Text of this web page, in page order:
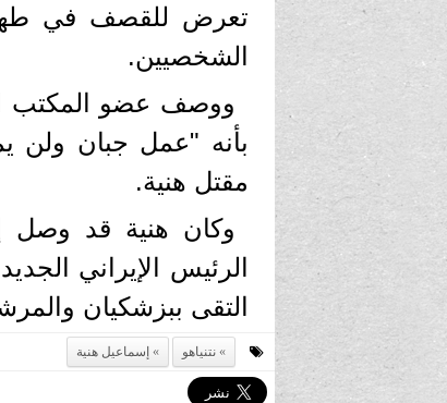
تعرض للقصف في
الشخصيين.
ووصف عضو المكتب
بأنه "عمل جبان ولن
مقتل هنية.
وكان هنية قد وصل
الرئيس الإيراني
التقى ببزشكيان
نتنياهو إسماعيل هنية